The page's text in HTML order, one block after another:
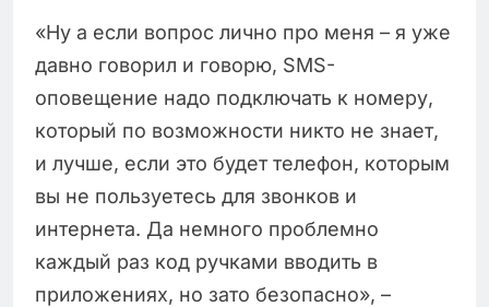
«Ну а если вопрос лично про меня – я уже
давно говорил и говорю, SMS-
оповещение надо подключать к номеру,
который по возможности никто не знает,
и лучше, если это будет телефон, которым
вы не пользуетесь для звонков и
интернета. Да немного проблемно
каждый раз код ручками вводить в
приложениях, но зато безопасно», –